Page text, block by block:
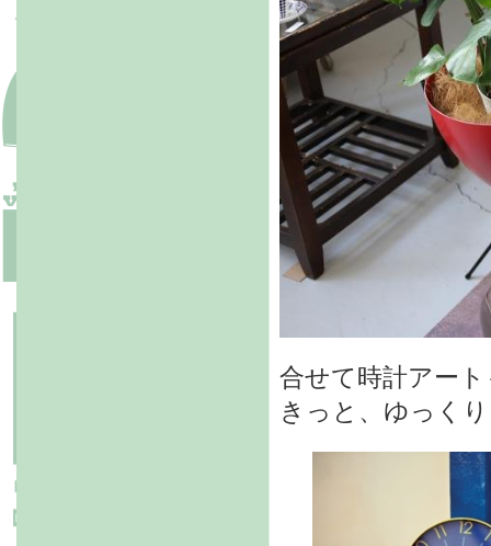
合せて時計アー
きっと、ゆっく